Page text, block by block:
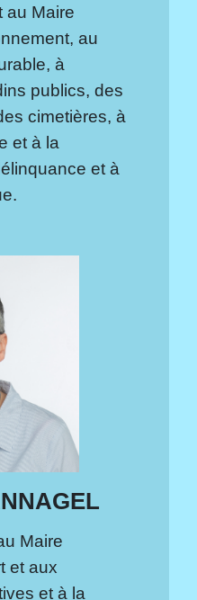
au Maire
au
à
publics, des
cimetières, à
et à la
et à
Maire
et aux
et à la